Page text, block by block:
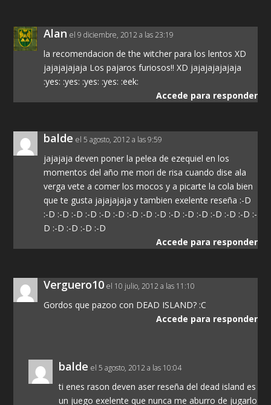
Alan el 9 diciembre, 2012 a las 23:19
la recomendacion de the witcher para los lentos XD
jajajajajaja Los pajaros furiosos!! XD jajajajajajaja
:yes: :yes: :yes: :yes: :eek:
Accede para responder
balde el 5 agosto, 2012 a las 9:59
jajajaja deven poner la pelea de ezequiel en los
momentos del año me mori de risa cuando dise ala
verga vete a comer los mocos y a picarte la cola bien
que te gusta jajajajaja y tambien exelente reseña :-D
:-D :-D :-D :-D :-D :-D :-D :-D :-D :-D :-D :-D :-D :-D :-D :-
D :-D :-D :-D :-D
Accede para responder
Verguero10 el 10 julio, 2012 a las 11:10
Gordos que pazoo con DEAD ISLAND? :C
Accede para responder
balde el 5 agosto, 2012 a las 10:04
ti enes rason deven aser reseña del dead island es
un juego exelente que nunca me aburro de jugarlo